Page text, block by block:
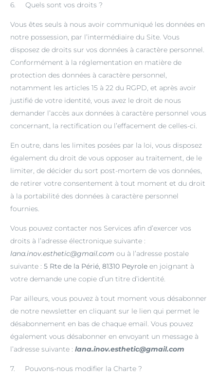
6. Quels sont vos droits ?
Vous êtes seuls à nous avoir communiqué les données en
notre possession, par l’intermédiaire du Site. Vous
disposez de droits sur vos données à caractère personnel.
Conformément à la réglementation en matière de
protection des données à caractère personnel,
notamment les articles 15 à 22 du RGPD, et après avoir
justifié de votre identité, vous avez le droit de nous
demander l’accès aux données à caractère personnel vous
concernant, la rectification ou l’effacement de celles-ci.
En outre, dans les limites posées par la loi, vous disposez
également du droit de vous opposer au traitement, de le
limiter, de décider du sort post-mortem de vos données,
de retirer votre consentement à tout moment et du droit
à la portabilité des données à caractère personnel
fournies.
Vous pouvez contacter nos Services afin d’exercer vos
droits à l’adresse électronique suivante :
lana.inov.esthetic@gmail.com ou à l’adresse postale
suivante :5 Rte de la Périé, 81310 Peyrole en joignant à
votre demande une copie d’un titre d’identité.
Par ailleurs, vous pouvez à tout moment vous désabonner
de notre newsletter en cliquant sur le lien qui permet le
désabonnement en bas de chaque email. Vous pouvez
également vous désabonner en envoyant un message à
l’adresse suivante :lana.inov.esthetic@gmail.com
7. Pouvons-nous modifier la Charte ?